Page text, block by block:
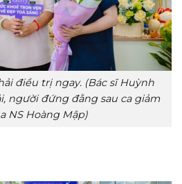
điều trị ngay. (Bác sĩ Huỳnh
người đứng đằng sau ca giảm
NS Hoàng Mập)